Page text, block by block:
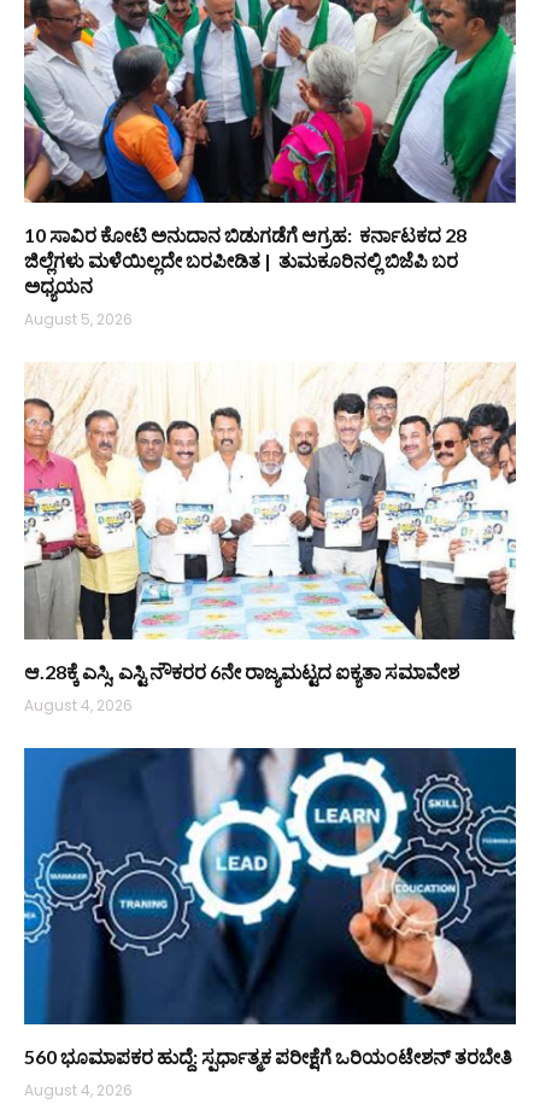
10 ಸಾವಿರ ಕೋಟಿ ಅನುದಾನ ಬಿಡುಗಡೆಗೆ ಆಗ್ರಹ: ಕರ್ನಾಟಕದ 28
ಜಿಲ್ಲೆಗಳು ಮಳೆಯಿಲ್ಲದೇ ಬರಪೀಡಿತ | ತುಮಕೂರಿನಲ್ಲಿ ಬಿಜೆಪಿ ಬರ
ಅಧ್ಯಯನ
August 5, 2026
ಆ.28ಕ್ಕೆ ಎಸ್ಸಿ, ಎಸ್ಟಿ ನೌಕರರ 6ನೇ ರಾಜ್ಯಮಟ್ಟದ ಐಕ್ಯತಾ ಸಮಾವೇಶ
August 4, 2026
560 ಭೂಮಾಪಕರ ಹುದ್ದೆ: ಸ್ಪರ್ಧಾತ್ಮಕ ಪರೀಕ್ಷೆಗೆ ಒರಿಯಂಟೇಶನ್ ತರಬೇತಿ
August 4, 2026